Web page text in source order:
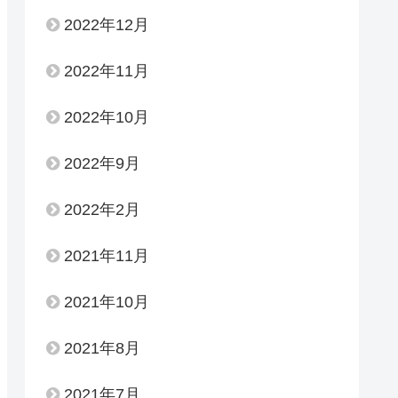
2022年12月
2022年11月
2022年10月
2022年9月
2022年2月
2021年11月
2021年10月
2021年8月